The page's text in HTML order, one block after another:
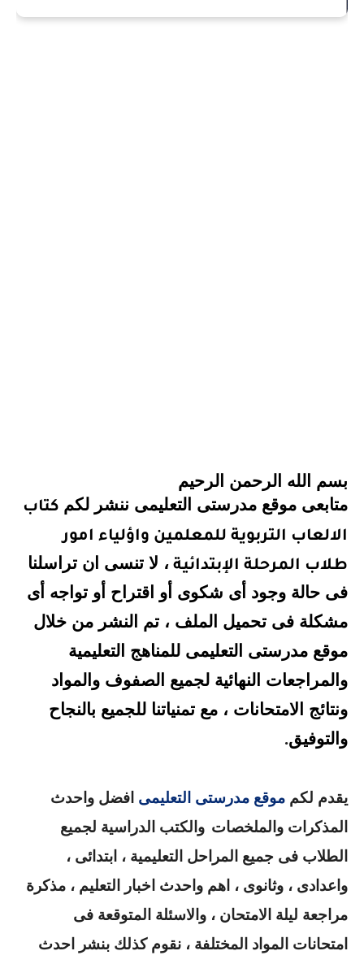
بسم الله الرحمن الرحيم
متابعى موقع مدرستى التعليمى ننشر لكم كتاب
الالعاب التربوية للمعلمين واؤلياء امور
طلاب المرحلة الإبتدائية ، لا تنسى ان تراسلنا
فى حالة وجود أى شكوى أو اقتراح أو تواجه أى
مشكلة فى تحميل الملف ، تم النشر من خلال
موقع مدرستى التعليمى للمناهج التعليمية
والمراجعات النهائية لجميع الصفوف والمواد
ونتائج الامتحانات ، مع تمنياتنا للجميع بالنجاح
والتوفيق.
يقدم لكم موقع مدرستى التعليمى افضل واحدث
المذكرات والملخصات والكتب الدراسية لجميع
الطلاب فى جميع المراحل التعليمية ، ابتدائى ،
واعدادى ، وثانوى ، اهم واحدث اخبار التعليم ، مذكرة
مراجعة ليلة الامتحان ، والاسئلة المتوقعة فى
امتحانات المواد المختلفة ، نقوم كذلك بنشر احدث